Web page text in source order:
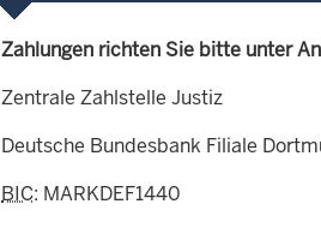
Zahlungen richten Sie bitte unter
Zentrale Zahlstelle Justiz
Deutsche Bundesbank Filiale
BIC: MARKDEF1440